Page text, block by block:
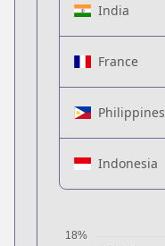
India
France
Philippines
Indonesia